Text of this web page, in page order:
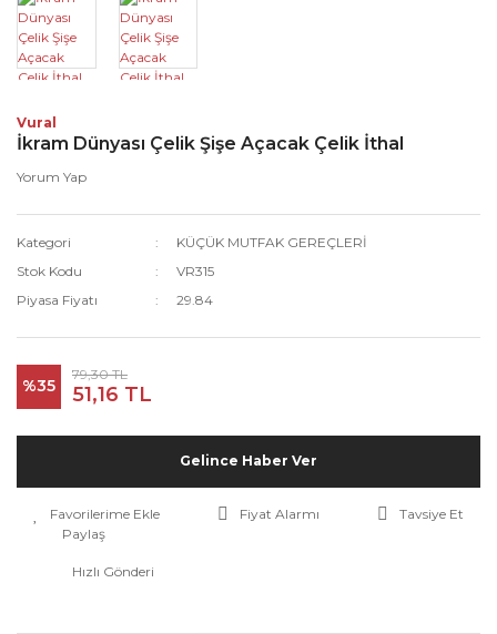
Vural
İkram Dünyası Çelik Şişe Açacak Çelik İthal
Yorum Yap
Kategori
KÜÇÜK MUTFAK GEREÇLERİ
Stok Kodu
VR315
Piyasa Fiyatı
29.84
%35
79,30 TL
51,16 TL
Gelince Haber Ver
Fiyat Alarmı
Tavsiye Et
Paylaş
Hızlı Gönderi